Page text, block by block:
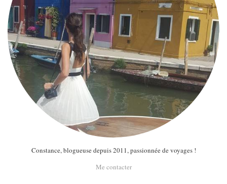
Constance, blogueuse depuis 2011, passionnée de voyages !
Me contacter